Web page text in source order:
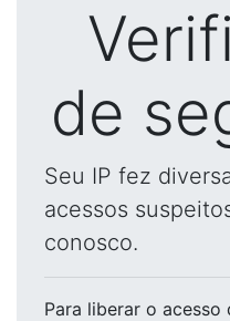
de
Seu IP fez
acessos
conosco.
Para liberar o acesso